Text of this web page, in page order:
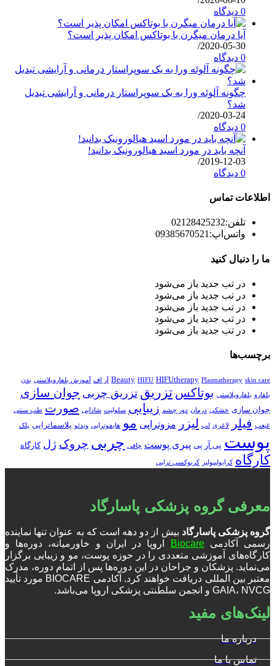
0 دیدگاه
آیا درمان میگرن با بوتاکس امکان پذیر است؟
2020-05-30
/
0 دیدگاه
چگونه آلوئه ورا به یک سوپراستار درمانی و آرایشی تبدیل
شد؟
2020-03-24
/
0 دیدگاه
آنچه باید در مورد اسید هیالورونیک بدانید!
2019-12-03
/
0 دیدگاه
اطلاعات تماس
تلفن:02128425232
واتس‌اپ: 09385670521
ما را دنبال کنید
در تب جدید باز می‌شود
در تب جدید باز می‌شود
در تب جدید باز می‌شود
در تب جدید باز می‌شود
در تب جدید باز می‌شود
برچسب‌ها
Beauty HIFU HIFUtherapy Plasmatherapy skin care آر اف آموزش بلفاروپلاستی بدن
بلفارو بلفاروپلاستی بوتاکس تزریق تزریق چربی جوان سازی
جوان سازی خشکی درمان دور چشم زیبایی سلولیت شادابی صورت طب سنتی
غبغب فیلر لاغری لب لیزر مزوتراپی مو هایفوتراپی ویدئو پلاسماتراپی پلک
پوست پی آر پی پیری پوست چاقی چربی چروک ژل کارگاه
کارگاه کرایولیپولیز کربوکسی تراپی
معرفی گروه پزشکی پاسارگاد
گروه پزشکی پاسارگاد بیش از دو دهه است که به عنوان تنها نماینده
رسمی آکادمیBiocare
اروپا در ایران و خاورمیانه، دوره‌ها و
کارگاه‌های آموزشی متعددی را در حوزه پوست، مو و زیبایی برگزار
می‌نماید. پزشکان و جراحان در این دوره‌ها پس از اتمام دوره، مدرک
معتبر بین المللی دریافت خواهند کرد. آکادمی BIOCARE مورد تأیید
GAIA، NVCG و انجمن سلطنتی پزشکی اروپا می‌باشد.
لینک‌های مفید
درباره ما
تماس با ما